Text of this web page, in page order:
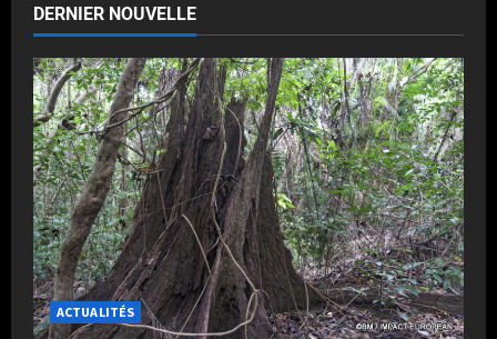
DERNIER NOUVELLE
ACTUALITÉS